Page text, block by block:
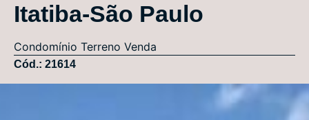
Itatiba-São Paulo
Condomínio Terreno Venda
Cód.: 21614